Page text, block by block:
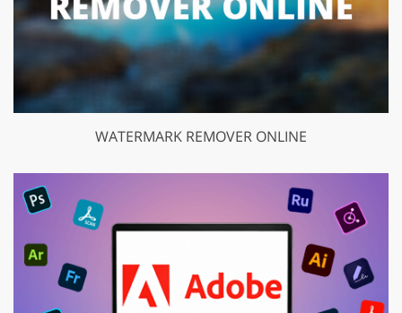
WATERMARK REMOVER ONLINE